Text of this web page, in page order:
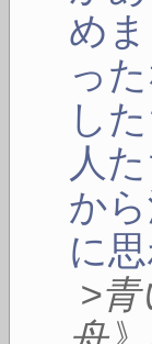
め
っ
し
人
か
に
>